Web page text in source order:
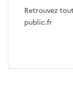
Retrouvez
public.fr